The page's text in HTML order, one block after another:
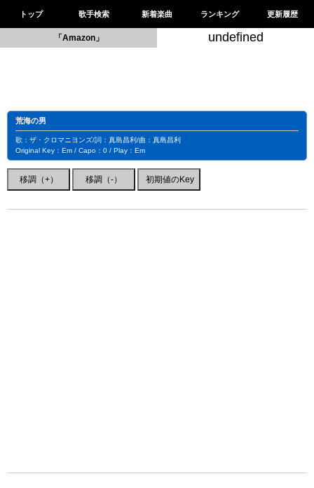
トップ 歌手検索 新着楽曲 ランキング 更新履歴
「Amazon」 undefined
荒海の男
歌：ザ・クロマニヨンズ/詞：真島昌利/曲：真島昌利
Original Key：Em / Capo：0 / Play：Em